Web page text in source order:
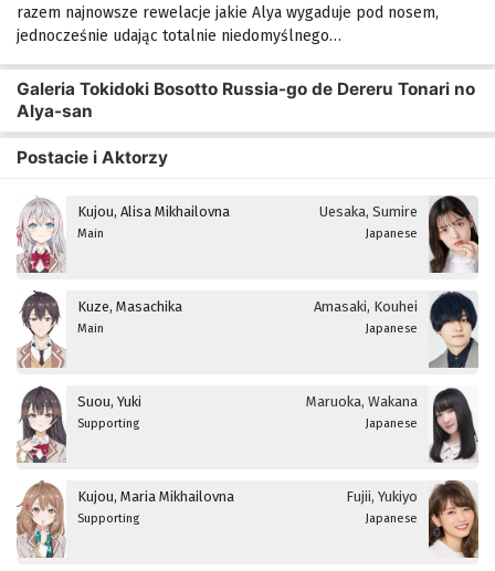
razem najnowsze rewelacje jakie Alya wygaduje pod nosem,
jednocześnie udając totalnie niedomyślnego…
Galeria Tokidoki Bosotto Russia-go de Dereru Tonari no
Alya-san
Postacie i Aktorzy
Kujou, Alisa Mikhailovna
Main
Uesaka, Sumire
Japanese
Kuze, Masachika
Main
Amasaki, Kouhei
Japanese
Suou, Yuki
Supporting
Maruoka, Wakana
Japanese
Kujou, Maria Mikhailovna
Supporting
Fujii, Yukiyo
Japanese